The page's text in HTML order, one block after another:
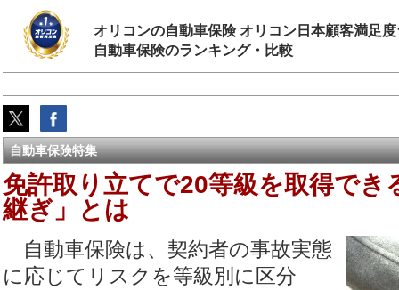
オリコンの自動車保険 オリコン日本顧客満足
自動車保険のランキング・比較
自動車保険特集
免許取り立てで20等級を取得でき
継ぎ」とは
自動車保険は、契約者の事故実態
に応じてリスクを等級別に区分